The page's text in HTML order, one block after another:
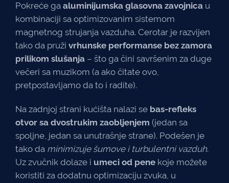
Pokreće ga aluminijumska glasovna zavojnica u
kombinaciji sa optimizovanim sistemom
magnetnog strujanja vazduha. Cerotar je razvijen
tako da pruži vrhunske performanse bez zamora
prilikom slušanja – što ga čini savršenim za duge
večeri sa muzikom (a ako čitate ovo,
pretpostavljamo da to i radite).
Na zadnjoj strani kućišta nalazi se bas-refleks
otvor sa dvostrukim zaobljenjem (jedan sa
spoljne, jedan sa unutrašnje strane). Podešen je
tako da minimizuje šumove i turbulentni vazduh.
Uz zvučnik dolaze i umeci od pene koje možete
koristiti za dodatnu optimizaciju zvuka, u